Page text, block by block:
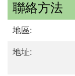
聯絡方法
地區:
地址: